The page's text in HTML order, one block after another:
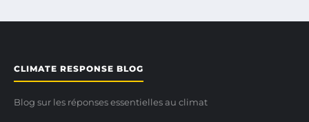
CLIMATE RESPONSE BLOG
Blog sur les réponses essentielles au climat